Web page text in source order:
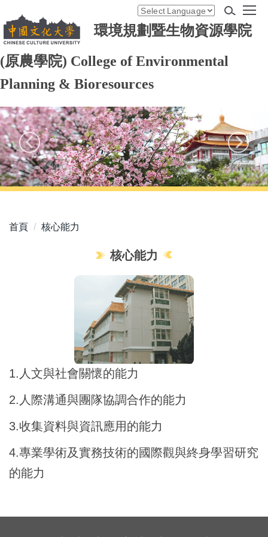
到
主
要
內
容
環境規劃暨生物資源學院
(原農學院) College of Environmental
Planning & Bioresources
Translate
首頁 核心能力
核心能力
1.人文與社會關懷的能力
2.人際溝通與團隊協調合作的能力
3.收集資料與資訊應用的能力
4.專業學術及實務技術的國際觀與終身學習研究
的能力